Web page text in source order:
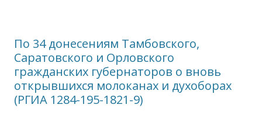
По 34 донесениям Тамбовского,
Саратовского и Орловского
гражданских губернаторов о вновь
открывшихся молоканах и духоборах
(РГИА 1284-195-1821-9)